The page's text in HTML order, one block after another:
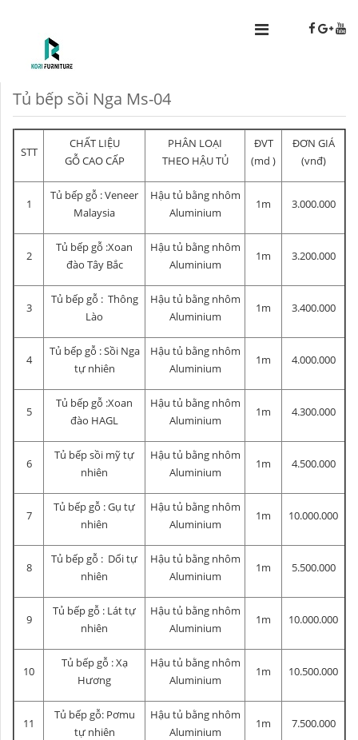
Tủ bếp sồi Nga Ms-04
STT
CHẤT LIỆU
GỖ CAO CẤP
PHÂN LOẠI
THEO HẬU TỦ
ĐVT
(md )
ĐƠN GIÁ
(vnđ)
1
Tủ bếp gỗ : Veneer
Malaysia
Hậu tủ bằng nhôm
Aluminium
1m 3.000.000
2
Tủ bếp gỗ :Xoan
đào Tây Bắc
Hậu tủ bằng nhôm
Aluminium
1m 3.200.000
3
Tủ bếp gỗ : Thông
Lào
Hậu tủ bằng nhôm
Aluminium
1m 3.400.000
4
Tủ bếp gỗ : Sồi Nga
tự nhiên
Hậu tủ bằng nhôm
Aluminium
1m 4.000.000
5
Tủ bếp gỗ :Xoan
đào HAGL
Hậu tủ bằng nhôm
Aluminium
1m 4.300.000
6
Tủ bếp sồi mỹ tự
nhiên
Hậu tủ bằng nhôm
Aluminium
1m 4.500.000
7
Tủ bếp gỗ : Gụ tự
nhiên
Hậu tủ bằng nhôm
Aluminium
1m 10.000.000
8
Tủ bếp gỗ : Dổi tự
nhiên
Hậu tủ bằng nhôm
Aluminium
1m 5.500.000
9
Tủ bếp gỗ : Lát tự
nhiên
Hậu tủ bằng nhôm
Aluminium
1m 10.000.000
10
Tủ bếp gỗ : Xạ
Hương
Hậu tủ bằng nhôm
Aluminium
1m 10.500.000
11
Tủ bếp gỗ: Pơmu
tự nhiên
Hậu tủ bằng nhôm
Aluminium
1m 7.500.000